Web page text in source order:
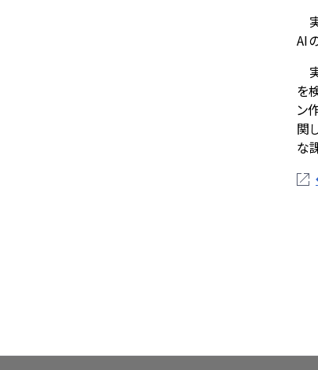
AI
を
ン
関
な